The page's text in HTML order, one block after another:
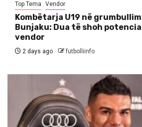
Top Tema Vendor
Kombëtarja U19 në
Bunjaku: Dua të shoh
vendor
2 days ago futbolliinfo